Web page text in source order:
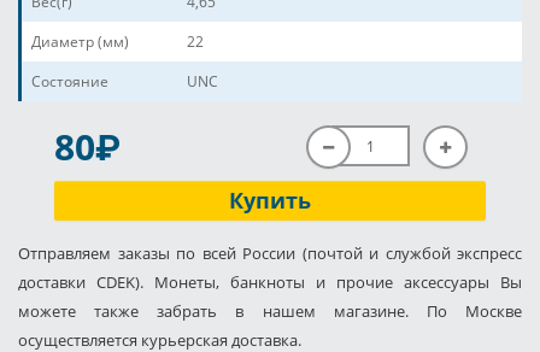
Диаметр (мм)
22
Состояние
UNC
80P
Купить
Отправляем заказы по всей России (почтой и службой экспресс
доставки CDEK). Монеты, банкноты и прочие аксессуары Вы
можете также забрать в нашем магазине. По Москве
осуществляется курьерская доставка.